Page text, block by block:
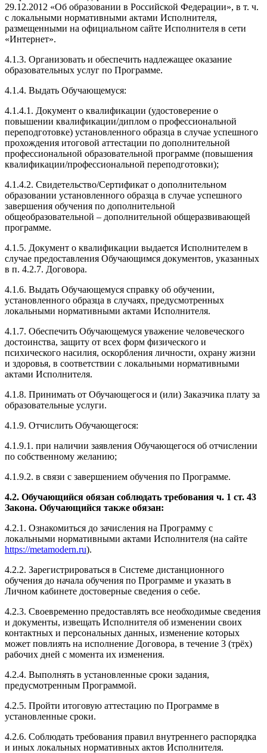
29.12.2012 «Об образовании в Российской Федерации», в т. ч.
с локальными нормативными актами Исполнителя,
размещенными на официальном сайте Исполнителя в сети
«Интернет».
4.1.3. Организовать и обеспечить надлежащее оказание
образовательных услуг по Программе.
4.1.4. Выдать Обучающемуся:
4.1.4.1. Документ о квалификации (удостоверение о
повышении квалификации/диплом о профессиональной
переподготовке) установленного образца в случае успешного
прохождения итоговой аттестации по дополнительной
профессиональной образовательной программе (повышения
квалификации/профессиональной переподготовки);
4.1.4.2. Свидетельство/Сертификат о дополнительном
образовании установленного образца в случае успешного
завершения обучения по дополнительной
общеобразовательной – дополнительной общеразвивающей
программе.
4.1.5. Документ о квалификации выдается Исполнителем в
случае предоставления Обучающимся документов, указанных
в п. 4.2.7. Договора.
4.1.6. Выдать Обучающемуся справку об обучении,
установленного образца в случаях, предусмотренных
локальными нормативными актами Исполнителя.
4.1.7. Обеспечить Обучающемуся уважение человеческого
достоинства, защиту от всех форм физического и
психического насилия, оскорбления личности, охрану жизни
и здоровья, в соответствии с локальными нормативными
актами Исполнителя.
4.1.8. Принимать от Обучающегося и (или) Заказчика плату за
образовательные услуги.
4.1.9. Отчислить Обучающегося:
4.1.9.1. при наличии заявления Обучающегося об отчислении
по собственному желанию;
4.1.9.2. в связи с завершением обучения по Программе.
4.2. Обучающийся обязан соблюдать требования ч. 1 ст. 43
Закона. Обучающийся также обязан:
4.2.1. Ознакомиться до зачисления на Программу с
локальными нормативными актами Исполнителя (на сайте
https://metamodern.ru).
4.2.2. Зарегистрироваться в Системе дистанционного
обучения до начала обучения по Программе и указать в
Личном кабинете достоверные сведения о себе.
4.2.3. Своевременно предоставлять все необходимые сведения
и документы, извещать Исполнителя об изменении своих
контактных и персональных данных, изменение которых
может повлиять на исполнение Договора, в течение 3 (трёх)
рабочих дней с момента их изменения.
4.2.4. Выполнять в установленные сроки задания,
предусмотренным Программой.
4.2.5. Пройти итоговую аттестацию по Программе в
установленные сроки.
4.2.6. Соблюдать требования правил внутреннего распорядка
и иных локальных нормативных актов Исполнителя.